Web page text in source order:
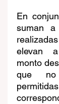
En
suman a
elevan
monto
que no